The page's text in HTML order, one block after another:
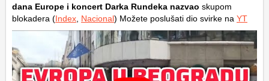
dana Europe i koncert Darka Rundeka nazvao skupom
blokadera (Index Nacional) Možete poslušati dio svirke na YT